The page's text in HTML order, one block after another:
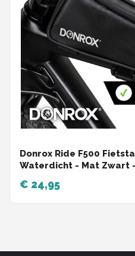
Donrox Ride F500
Waterdicht - Mat Zwart -
€ 24,95